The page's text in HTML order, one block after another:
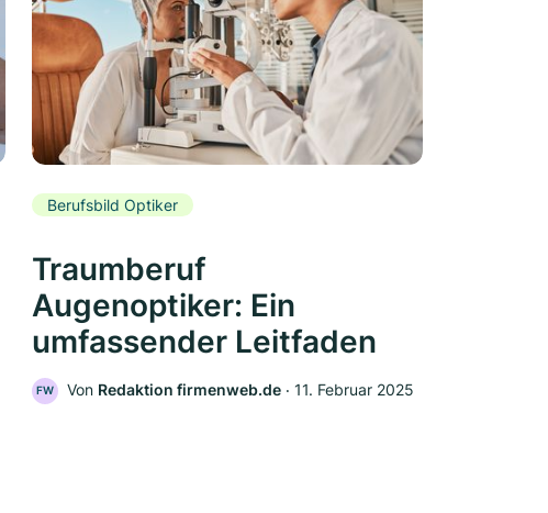
Berufsbild Optiker
Traumberuf
Augenoptiker: Ein
umfassender Leitfaden
FW Von Redaktion firmenweb.de ‧ 11. Februar 2025